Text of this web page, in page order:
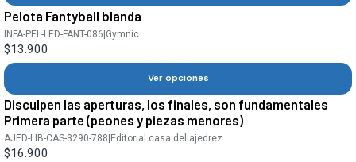
Pelota Fantyball blanda
INFA-PEL-LED-FANT-086 Gymnic
$13.900
Ver opciones
Disculpen las aperturas, los finales, son fundamentales
Primera parte (peones y piezas menores)
AJED-LIB-CAS-3290-788 Editorial casa del ajedrez
$16.900